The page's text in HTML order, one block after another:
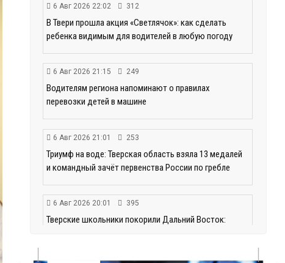
6 Авг 2026 22:02 312
В Твери прошла акция «Светлячок»: как сделать
ребенка видимым для водителей в любую погоду
6 Авг 2026 21:15 249
Водителям региона напоминают о правилах
перевозки детей в машине
6 Авг 2026 21:01 253
Триумф на воде: Тверская область взяла 13 медалей
и командный зачёт первенства России по гребле
6 Авг 2026 20:01 395
Тверские школьники покорили Дальний Восток: